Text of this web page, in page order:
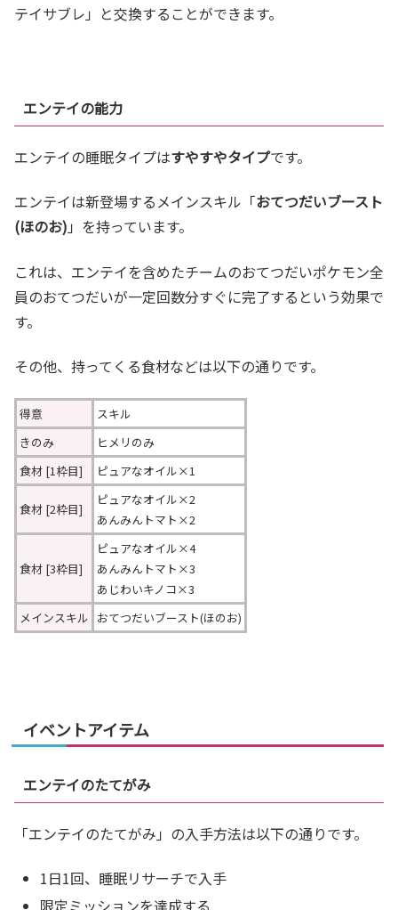
テイサブレ」と交換することができます。
エンテイの能力
エンテイの睡眠タイプはすやすやタイプです。
エンテイは新登場するメインスキル「おてつだいブースト
(ほのお) 」を持っています。
これは、エンテイを含めたチームのおてつだいポケモン全
員のおてつだいが一定回数分すぐに完了するという効果で
す。
その他、持ってくる食材などは以下の通りです。
得意
スキル
きのみ
ヒメリのみ
食材 [1枠目]
ピュアなオイル×1
食材 [2枠目]
ピュアなオイル×2
あんみんトマト×2
食材 [3枠目]
ピュアなオイル×4
あんみんトマト×3
あじわいキノコ×3
メインスキル おてつだいブースト(ほのお)
イベントアイテム
エンテイのたてがみ
「エンテイのたてがみ」の入手方法は以下の通りです。
1日1回、睡眠リサーチで入手